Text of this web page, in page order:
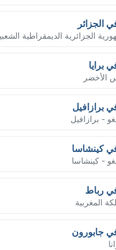
الجزائر
برايا
برازافيل
كينشاسا
رباط
جابورون